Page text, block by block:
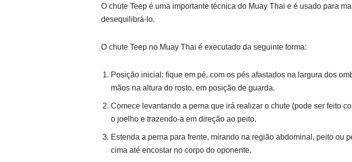
O chute Teep é uma importante técnica do Muay Thai e é usado para
desequilibrá-lo.
O chute Teep no Muay Thai é executado da seguinte forma:
Posição inicial: fique em pé, com os pés afastados na largura dos
mãos na altura do rosto, em posição de guarda.
Comece levantando a perna que irá realizar o chute (pode ser feito
o joelho e trazendo-a em direção ao peito.
Estenda a perna para frente, mirando na região abdominal, peito ou
cima até encostar no corpo do oponente.